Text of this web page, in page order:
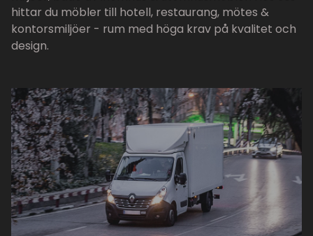
hittar du möbler till hotell, restaurang, mötes &
kontorsmiljöer - rum med höga krav på kvalitet och
design.